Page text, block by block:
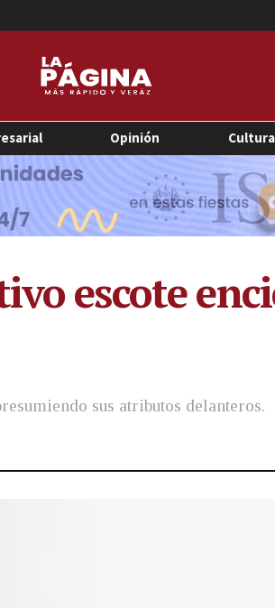
Opinión Cultura
escote
sus atributos delanteros.